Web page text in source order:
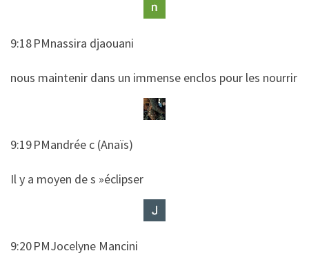
9:18 PMnassira djaouani
​​nous maintenir dans un immense enclos pour les nourrir
9:19 PMandrée c (Anaïs)
​​Il y a moyen de s »éclipser
9:20 PMJocelyne Mancini